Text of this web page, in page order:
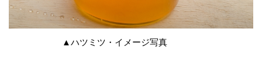
▲ハツミツ・イメージ写真